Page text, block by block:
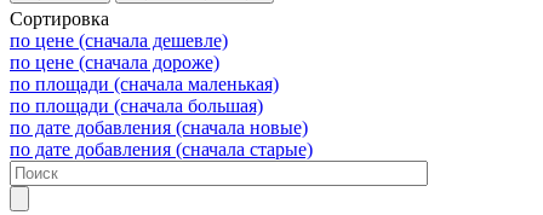
Сортировка
по цене (сначала дешевле)
по цене (сначала дороже)
по площади (сначала маленькая)
по площади (сначала большая)
по дате добавления (сначала новые)
по дате добавления (сначала старые)